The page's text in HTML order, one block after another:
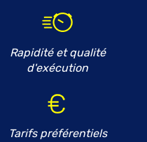
Rapidité et qualité
d'exécution
Tarifs préférentiels